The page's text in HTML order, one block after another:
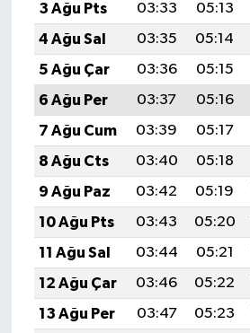
3 Ağu Pts
03:33 05:13
4 Ağu Sal
03:35 05:14
5 Ağu Çar
03:36 05:15
6 Ağu Per
03:37 05:16
7 Ağu Cum
03:39 05:17
8 Ağu Cts
03:40 05:18
9 Ağu Paz
03:42 05:19
10 Ağu Pts
03:43 05:20
11 Ağu Sal
03:44 05:21
12 Ağu Çar
03:46 05:22
13 Ağu Per
03:47 05:23